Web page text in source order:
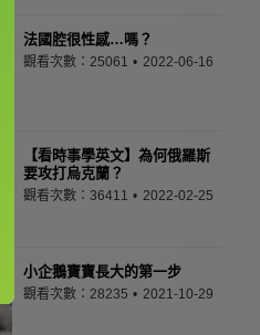
法國腔很性感…嗎？
觀看次數：25061 2022-06-16
【看時事學英文】為何俄羅斯
要攻打烏克蘭？
觀看次數：36411 2022-02-25
小企鵝寶寶長大的第一步
觀看次數：28235 2021-10-29